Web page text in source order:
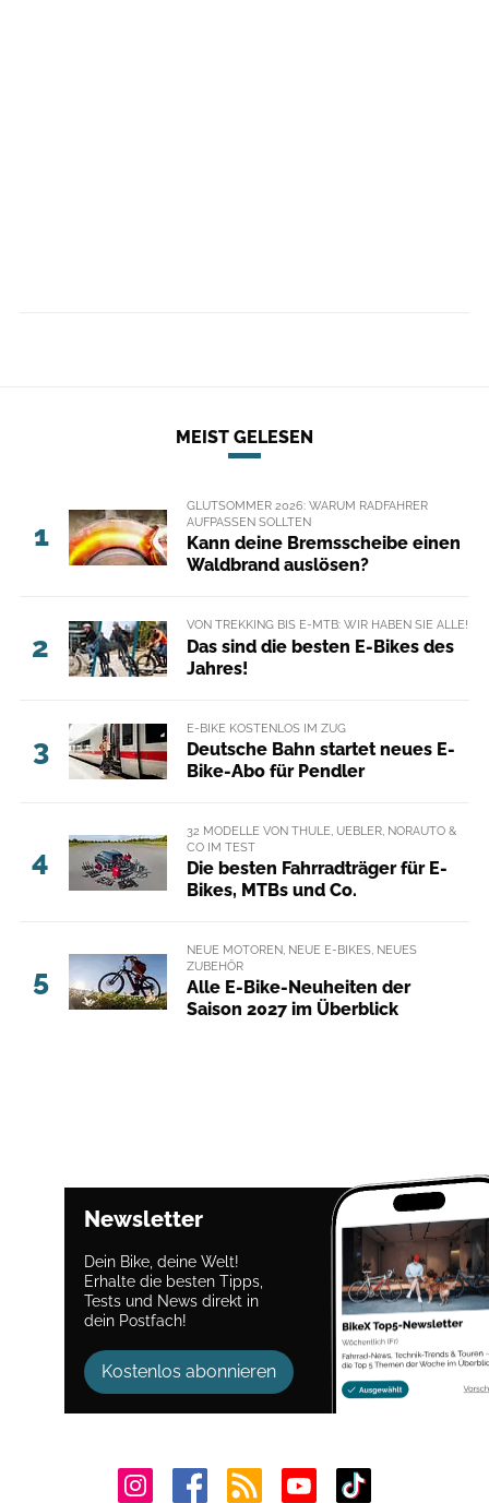
MEIST GELESEN
1
GLUTSOMMER 2026: WARUM RADFAHRER
AUFPASSEN SOLLTEN
Kann deine Bremsscheibe einen
Waldbrand auslösen?
2
VON TREKKING BIS E-MTB: WIR HABEN SIE ALLE!
Das sind die besten E-Bikes des
Jahres!
3
E-BIKE KOSTENLOS IM ZUG
Deutsche Bahn startet neues E-
Bike-Abo für Pendler
4
32 MODELLE VON THULE, UEBLER, NORAUTO &
CO IM TEST
Die besten Fahrradträger für E-
Bikes, MTBs und Co.
5
NEUE MOTOREN, NEUE E-BIKES, NEUES
ZUBEHÖR
Alle E-Bike-Neuheiten der
Saison 2027 im Überblick
Newsletter
Dein Bike, deine Welt!
Erhalte die besten Tipps,
Tests und News direkt in
dein Postfach!
Kostenlos abonnieren